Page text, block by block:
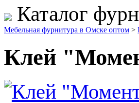
Каталог
Мебельная фурнитура в Омске оптом >
Клей